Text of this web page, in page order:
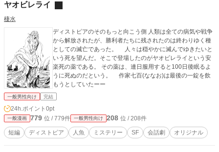
ヤオビレライ
棲水
ディストピアのそのもっと向こう側 人類は全ての病気や戦争
から解放されたが、勝利者たちに残されたのは終わりゆく種
としての滅亡であった。 人々は穏やかに滅んでゆきたいと
いう死を望んだ。そこで登場したのがヤオビレライという安
楽死の薬である。 その薬は、連日服用すると100日後眠るよ
うに死ぬのだという。 作家七百(ななお)は最後の一錠を飲
もうとしていたーー
一般男性向け 完結
24h.ポイント 0pt
一般漫画 779 位 / 779件 一般男性向け 208 位 / 208件
短編 ディストピア 人魚 ミステリー SF 会話劇 オリジナル